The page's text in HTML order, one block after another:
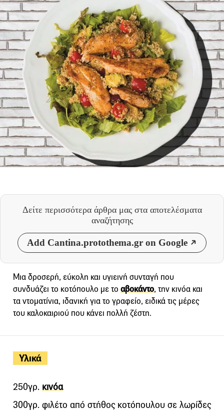
Δείτε περισσότερα άρθρα μας στα αποτελέσματα
αναζήτησης
Add Cantina.protothema.gr on Google
Υλικά
250γρ. κινόα
300γρ. φιλέτο από στήθος κοτόπουλου σε λωρίδες
Μια δροσερή, εύκολη και υγιεινή συνταγή που
συνδυάζει το κοτόπουλο με το αβοκάντο, την κινόα και
τα ντοματίνια, ιδανική για το γραφείο, ειδικά τις μέρες
του καλοκαιριού που κάνει πολλή ζέστη.